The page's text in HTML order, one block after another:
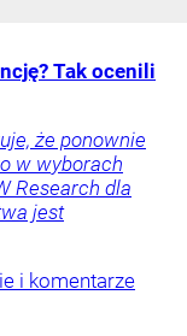
Tak ocenili
że ponownie
w wyborach
Research dla
jest
i komentarze